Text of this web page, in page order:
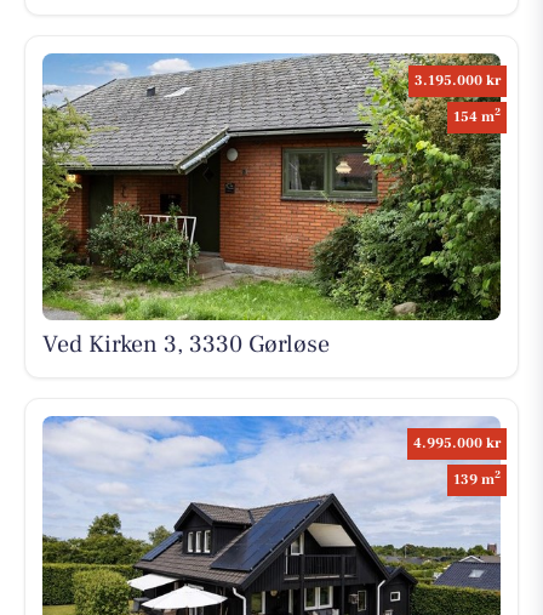
3.195.000 kr
154 m2
Ved Kirken 3, 3330 Gørløse
4.995.000 kr
139 m2